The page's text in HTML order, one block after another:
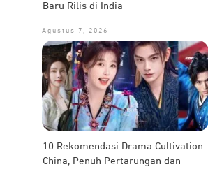
Baru Rilis di India
Agustus 7, 2026
10 Rekomendasi Drama Cultivation
China, Penuh Pertarungan dan